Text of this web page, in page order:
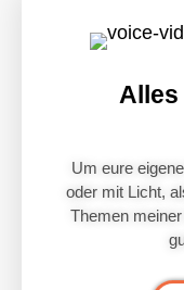
Alles
Um eure
oder mit Licht,
Themen